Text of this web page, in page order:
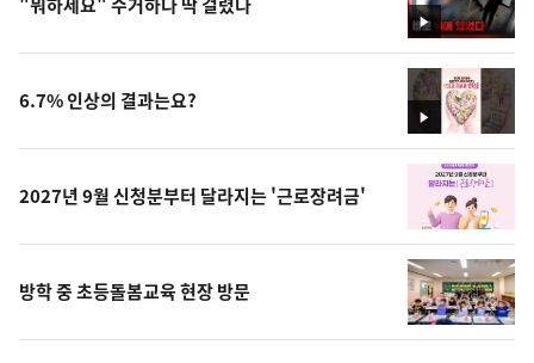
영
상
영
상
6.7% 인상의 결과는요?
2027년 9월 신청분부터 달라지는 '근로장려금'
방학 중 초등돌봄교육 현장 방문